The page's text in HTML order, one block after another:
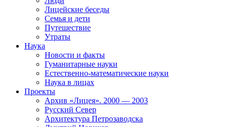
Лицейские беседы
Семья и дети
Путешествие
Утраты
Наука
Новости и факты
Гуманитарные науки
Естественно-математические науки
Наука в лицах
Проекты
Архив «Лицея». 2000 — 2003
Русский Север
Архитектура Петрозаводска